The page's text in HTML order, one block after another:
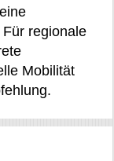
regionale
Mobilität